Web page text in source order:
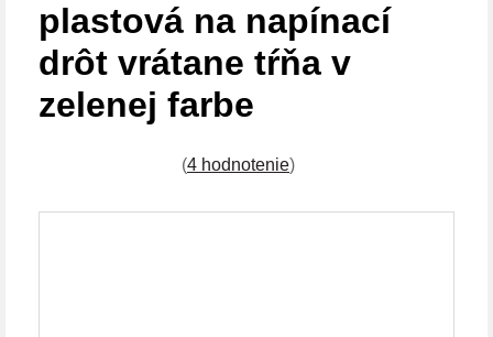
plastová na napínací
drôt vrátane tŕňa v
zelenej farbe
(4 hodnotenie)